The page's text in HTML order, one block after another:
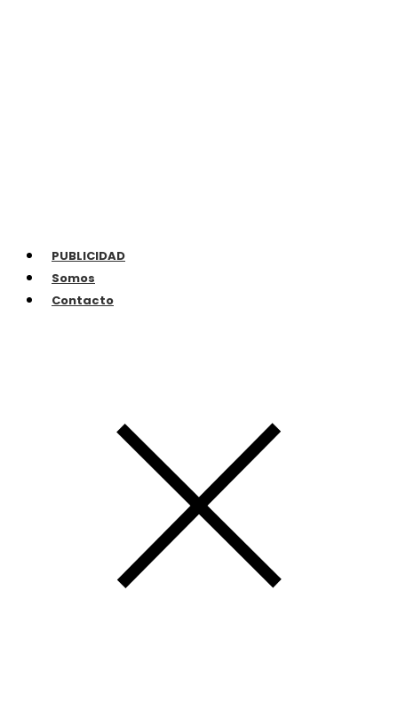
PUBLICIDAD
Somos
Contacto